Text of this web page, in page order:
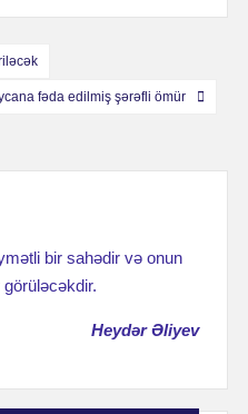
fəda edilmiş şərəfli ömür
bir sahədir və onun
görüləcəkdir.
Heydər Əliyev